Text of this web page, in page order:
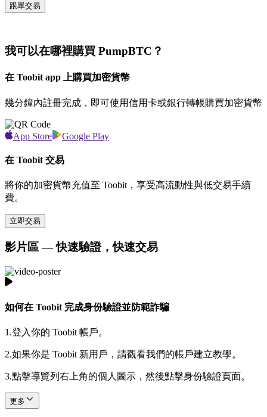
跟單交易
我可以在哪裡購買 PumpBTC？
在 Toobit app 上購買加密貨幣
幾分鐘內註冊完成，即可使用信用卡或銀行轉帳購買加密貨幣
App Store Google Play
在 Toobit 交易
將你的加密貨幣充值至 Toobit，享受高流動性與低交易手續
費。
立即交易
影片區 — 快速驗證，快速交易
如何在 Toobit 完成身份驗證並防範詐騙
1.登入你的 Toobit 帳戶。
2.如果你是 Toobit 新用戶，請觀看我們的帳戶建立教學。
3.點擊導覽列右上角的個人圖示，然後點擊身份驗證頁面。
更多